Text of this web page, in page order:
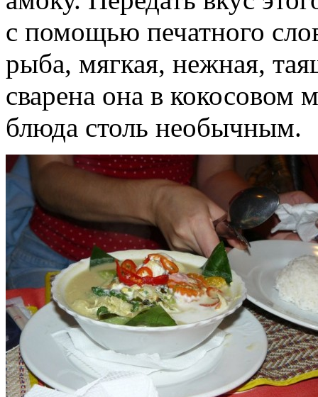
с помощью печатного
рыба, мягкая, нежная,
сварена она в кокосовом
блюда столь необычным.